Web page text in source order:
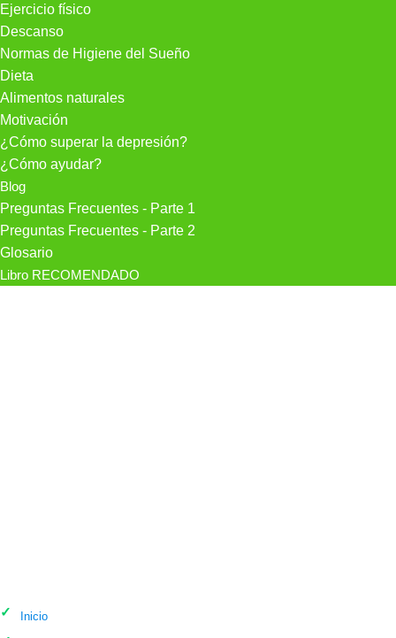
Ejercicio físico
Descanso
Normas de Higiene del Sueño
Dieta
Alimentos naturales
Motivación
¿Cómo superar la depresión?
¿Cómo ayudar?
Blog
Preguntas Frecuentes - Parte 1
Preguntas Frecuentes - Parte 2
Glosario
Libro RECOMENDADO
Inicio